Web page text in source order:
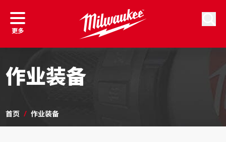
更多
作业装备
首页 / 作业装备